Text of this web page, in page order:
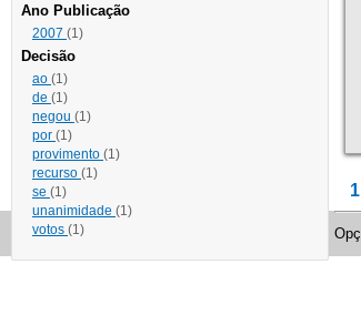
Ano Publicação
2007 (1)
Decisão
ao (1)
de (1)
negou (1)
por (1)
provimento (1)
recurso (1)
se (1)
unanimidade (1)
votos (1)
1